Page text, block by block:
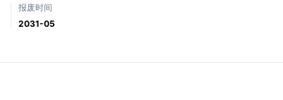
报废时间
2031-05